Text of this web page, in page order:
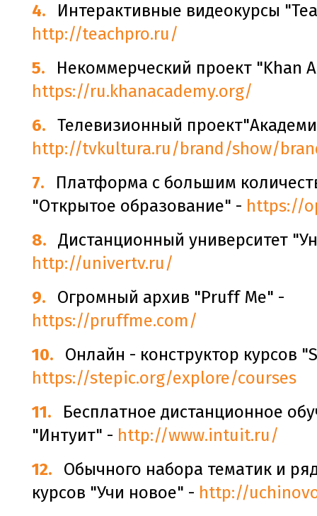
Интерактивные видеокурсы
http://teachpro.ru/
Некоммерческий проект "Khan
https://ru.khanacademy.org/
Телевизионный
http://tvkultura.ru/brand/show/
Платформа с большим
"Открытое образование" - https://
Дистанционный университет
http://univertv.ru/
Огромный архив "Pruff Me" -
https://pruffme.com/
Онлайн - конструктор курсов
https://stepic.org/explore/courses
Бесплатное дистанционное
"Интуит" - http://www.intuit.ru/
Обычного набора тематик и
курсов "Учи новое" - http://